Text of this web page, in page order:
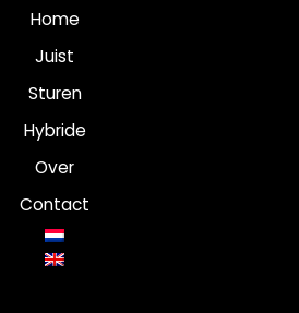
Home
Juist
Sturen
Hybride
Over
Contact